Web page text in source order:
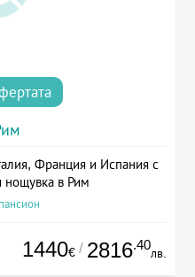
Франция и Испания с
в Рим
1440€ / 2816.40
лв.